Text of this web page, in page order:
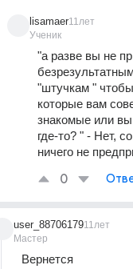
lisamaer
Ученик
11лет
"а разве вы не
"штучкам "
которые вам
знакомые или
где-то? " - Нет,
ничего не
0
user_88706179
Мастер
11лет
Вернется